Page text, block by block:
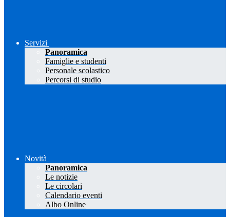
Servizi
Panoramica
Famiglie e studenti
Personale scolastico
Percorsi di studio
Novità
Panoramica
Le notizie
Le circolari
Calendario eventi
Albo Online